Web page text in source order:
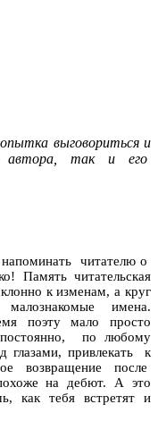
выговориться и
автора, так и его
читателю о
Память читательская
к изменам, а круг
имена.
мало просто
по любому
глазами, привлекать к
возвращение после
на дебют. А это
как тебя встретят и